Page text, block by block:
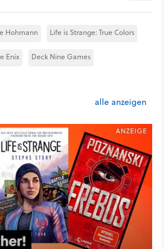
Hohmann Life is Strange: True Colors
Enix Deck Nine Games
alle anzeigen